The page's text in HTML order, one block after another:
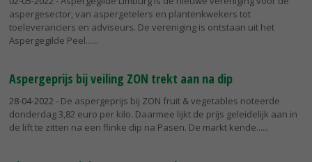
aspergesector, van aspergetelers en plantenkwekers tot
toeleveranciers en adviseurs. De vereniging is ontstaan uit het
Aspergegilde Peel...
Aspergeprijs bij veiling ZON trekt aan na dip
28-04-2022 - De aspergeprijs bij ZON fruit & vegetables noteerde
donderdag 3,82 euro per kilo. Daarmee lijkt de prijs geleidelijk aan in
de lift te zitten na een flinke dip na Pasen. De markt kende...